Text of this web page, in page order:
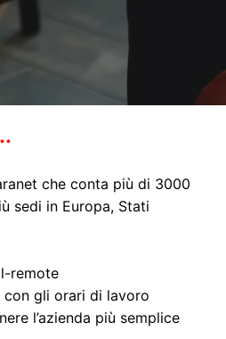
che conta più di 3000
sedi in Europa, Stati
remote
gli orari di lavoro
l’azienda più semplice